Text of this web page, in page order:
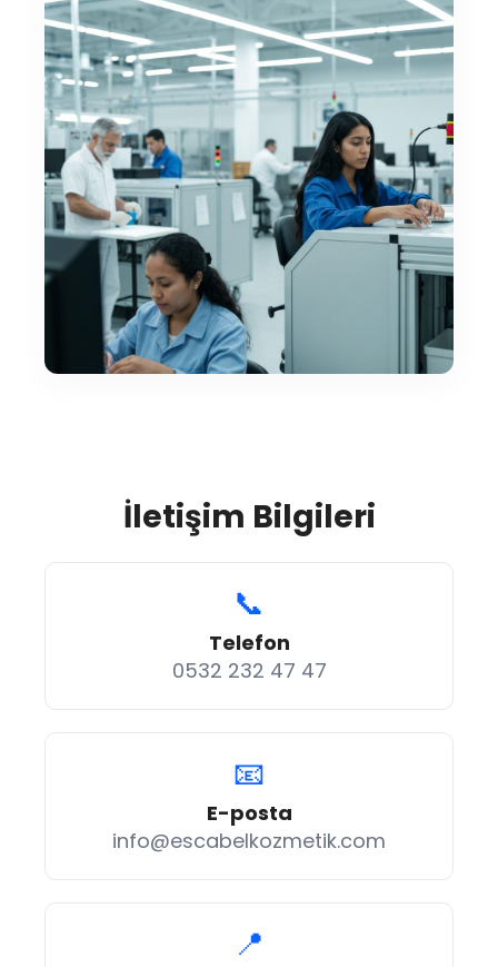
İletişim Bilgileri
📞
Telefon
0532 232 47 47
📧
E-posta
info@escabelkozmetik.com
📍